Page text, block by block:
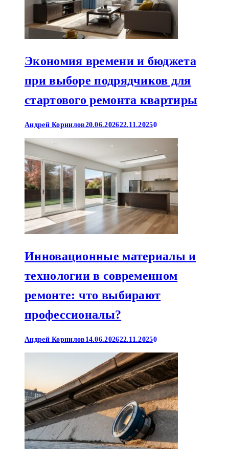
Экономия времени и бюджета
при выборе подрядчиков для
стартового ремонта квартиры
Андрей Корнилов20.06.202622.11.20250
Инновационные материалы и
технологии в современном
ремонте: что выбирают
профессионалы?
Андрей Корнилов 14.06.202622.11.20250